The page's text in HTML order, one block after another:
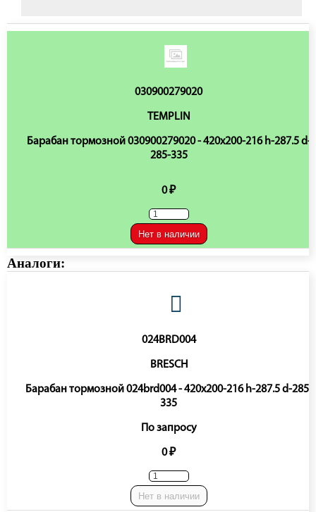
030900279020
TEMPLIN
Барабан тормозной 030900279020 - 420x200-216 h-287.5 d-
285-335
0 ₽
Нет в наличии
Аналоги:
024BRD004
BRESCH
Барабан тормозной 024brd004 - 420x200-216 h-287.5 d-285-
335
По запросу
0 ₽
Нет в наличии